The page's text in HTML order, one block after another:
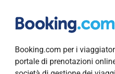
Booking.com per i
portale di prenotazioni